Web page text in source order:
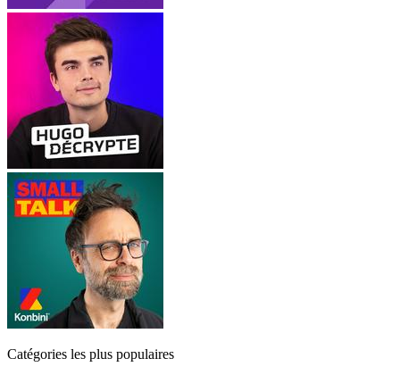
Catégories les plus populaires